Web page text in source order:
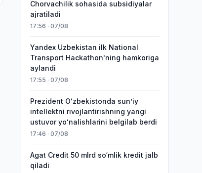
Chorvachilik sohasida subsidiyalar
ajratiladi
17:56 · 07/08
Yandex Uzbekistan ilk National
Transport Hackathon'ning hamkoriga
aylandi
17:55 · 07/08
Prezident Oʻzbekistonda sunʼiy
intellektni rivojlantirishning yangi
ustuvor yoʻnalishlarini belgilab berdi
17:46 · 07/08
Agat Credit 50 mlrd so‘mlik kredit jalb
qiladi